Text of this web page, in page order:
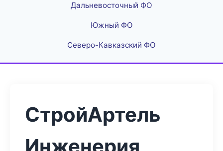
Дальневосточный ФО
Южный ФО
Северо-Кавказский ФО
СтройАртель